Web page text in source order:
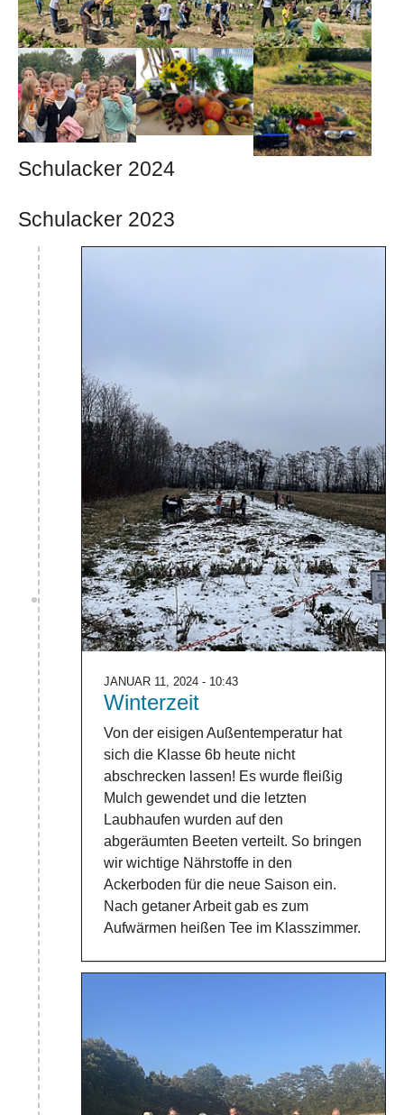
Show larger versionShow larger versionShow larger version
Schulacker 2024
Schulacker 2023
JANUAR 11, 2024 - 10:43
Winterzeit
Von der eisigen Außentemperatur hat
sich die Klasse 6b heute nicht
abschrecken lassen! Es wurde fleißig
Mulch gewendet und die letzten
Laubhaufen wurden auf den
abgeräumten Beeten verteilt. So bringen
wir wichtige Nährstoffe in den
Ackerboden für die neue Saison ein.
Nach getaner Arbeit gab es zum
Aufwärmen heißen Tee im Klasszimmer.